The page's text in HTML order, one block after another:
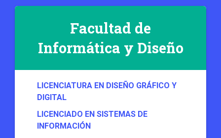
Facultad de
Informática y Diseño
LICENCIATURA EN DISEÑO GRÁFICO Y
DIGITAL
LICENCIADO EN SISTEMAS DE
INFORMACIÓN